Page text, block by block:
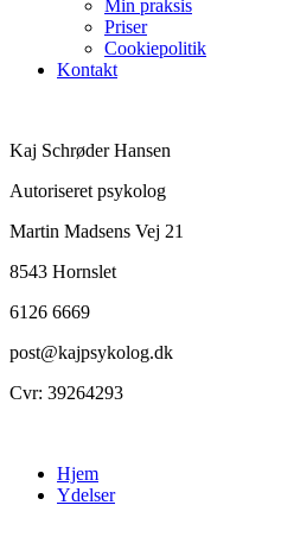
Min praksis
Priser
Cookiepolitik
Kontakt
Kaj Schrøder Hansen
Autoriseret psykolog
Martin Madsens Vej 21
8543 Hornslet
6126 6669
post@kajpsykolog.dk
Cvr: 39264293
Hjem
Ydelser